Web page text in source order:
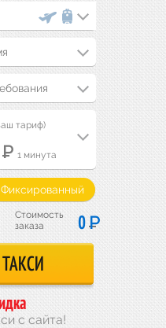
тариф)
Р 1 минута
Фиксированный
Стоимость
заказа
0Р
с сайта!